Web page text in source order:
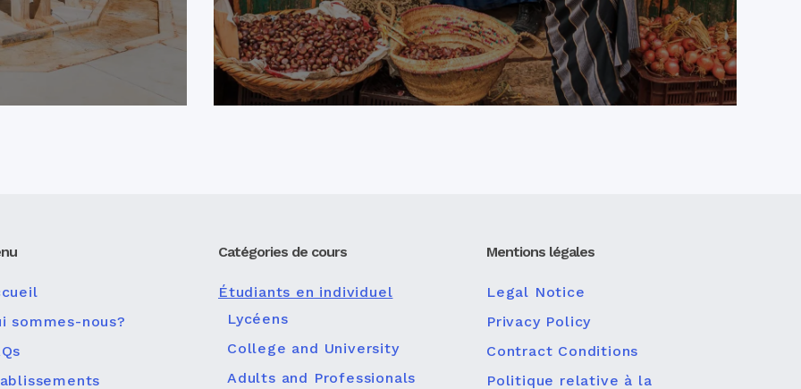
sommes-nous?
Catégories de cours
Étudiants en individuel
Lycéens
College and University
Adults and Professionals
Mentions légales
Legal Notice
Privacy Policy
Contract Conditions
Politique relative à la